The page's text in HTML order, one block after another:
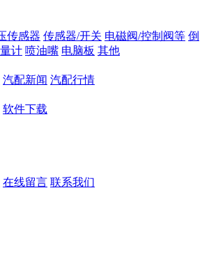
传感器 传感器/开关 电磁阀/控制阀等 倒
计 喷油嘴 电脑板 其他
汽配新闻 汽配行情
软件下载
在线留言 联系我们